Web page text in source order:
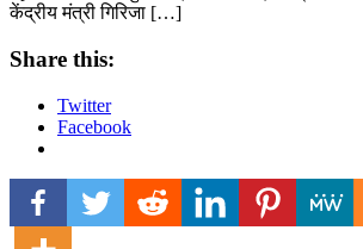
केंद्रीय मंत्री गिरिजा […]
Share this:
Twitter
Facebook